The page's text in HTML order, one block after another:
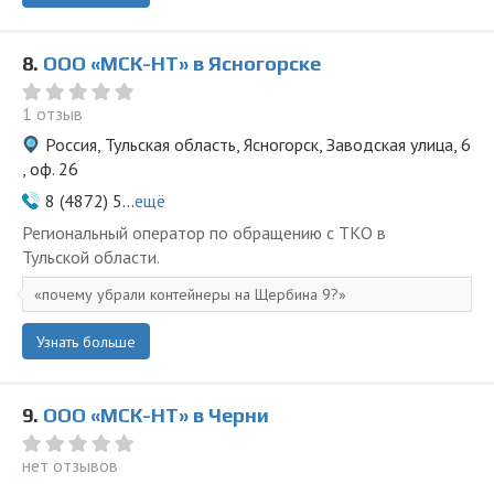
8. ООО «МСК-НТ» в Ясногорске
1 отзыв
Россия, Тульская область, Ясногорск, Заводская улица, 6
, оф. 26
8 (4872) 5...ещё
Региональный оператор по обращению с ТКО в
Тульской области.
почему убрали контейнеры на Щербина 9?
Узнать больше
9. ООО «МСК-НТ» в Черни
нет отзывов